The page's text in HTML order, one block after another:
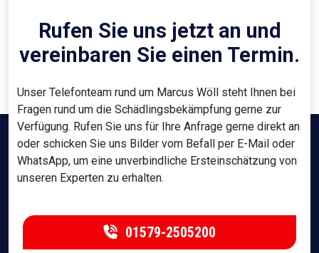
Rufen Sie uns jetzt an und
vereinbaren Sie einen Termin.
Unser Telefonteam rund um Marcus Wöll steht Ihnen bei
Fragen rund um die Schädlingsbekämpfung gerne zur
Verfügung. Rufen Sie uns für Ihre Anfrage gerne direkt an
oder schicken Sie uns Bilder vom Befall per E-Mail oder
WhatsApp, um eine unverbindliche Ersteinschätzung von
unseren Experten zu erhalten.
01579-2505200